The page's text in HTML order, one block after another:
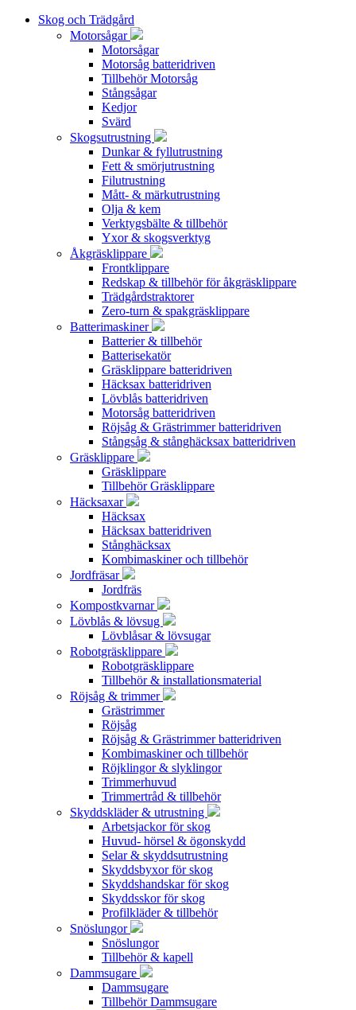
Skog och Trädgård
Motorsågar
Motorsågar
Motorsåg batteridriven
Tillbehör Motorsåg
Stångsågar
Kedjor
Svärd
Skogsutrustning
Dunkar & fyllutrustning
Fett & smörjutrustning
Filutrustning
Mått- & märkutrustning
Olja & kem
Verktygsbälte & tillbehör
Yxor & skogsverktyg
Åkgräsklippare
Frontklippare
Redskap & tillbehör för åkgräsklippare
Trädgårdstraktorer
Zero-turn & spakgräsklippare
Batterimaskiner
Batterier & tillbehör
Batterisekatör
Gräsklippare batteridriven
Häcksax batteridriven
Lövblås batteridriven
Motorsåg batteridriven
Röjsåg & Grästrimmer batteridriven
Stångsåg & stånghäcksax batteridriven
Gräsklippare
Gräsklippare
Tillbehör Gräsklippare
Häcksaxar
Häcksax
Häcksax batteridriven
Stånghäcksax
Kombimaskiner och tillbehör
Jordfräsar
Jordfräs
Kompostkvarnar
Lövblås & lövsug
Lövblåsar & lövsugar
Robotgräsklippare
Robotgräsklippare
Tillbehör & installationsmaterial
Röjsåg & trimmer
Grästrimmer
Röjsåg
Röjsåg & Grästrimmer batteridriven
Kombimaskiner och tillbehör
Röjklingor & slyklingor
Trimmerhuvud
Trimmertråd & tillbehör
Skyddskläder & utrustning
Arbetsjackor för skog
Huvud- hörsel & ögonskydd
Selar & skyddsutrustning
Skyddsbyxor för skog
Skyddshandskar för skog
Skyddsskor för skog
Profilkläder & tillbehör
Snöslungor
Snöslungor
Tillbehör & kapell
Dammsugare
Dammsugare
Tillbehör Dammsugare